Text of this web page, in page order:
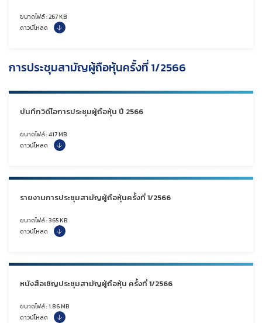
ขนาดไฟล์ : 267 KB
ดาวน์โหลด
การประชุมสามัญผู้ถือหุ้นครั้งที่ 1/2566
บันทึกวิดีโอการประชุมผู้ถือหุ้น ปี 2566
ขนาดไฟล์ : 417 MB
ดาวน์โหลด
รายงานการประชุมสามัญผู้ถือหุ้นครั้งที่ 1/2566
ขนาดไฟล์ : 365 KB
ดาวน์โหลด
หนังสือเชิญประชุมสามัญผู้ถือหุ้น ครั้งที่ 1/2566
ขนาดไฟล์ : 1.86 MB
ดาวน์โหลด